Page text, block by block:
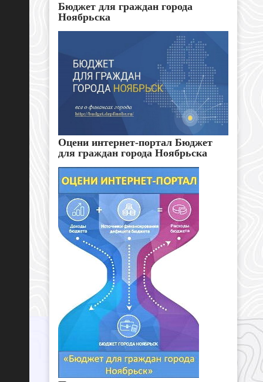
Бюджет для граждан города
Ноябрьска
Оцени интернет-портал Бюджет
для граждан города Ноябрьска